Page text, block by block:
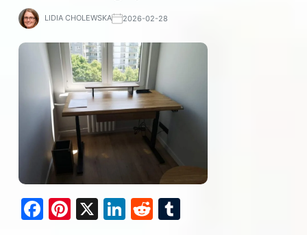
LIDIA CHOLEWSKA 2026-02-28
F
Pi X
Li R